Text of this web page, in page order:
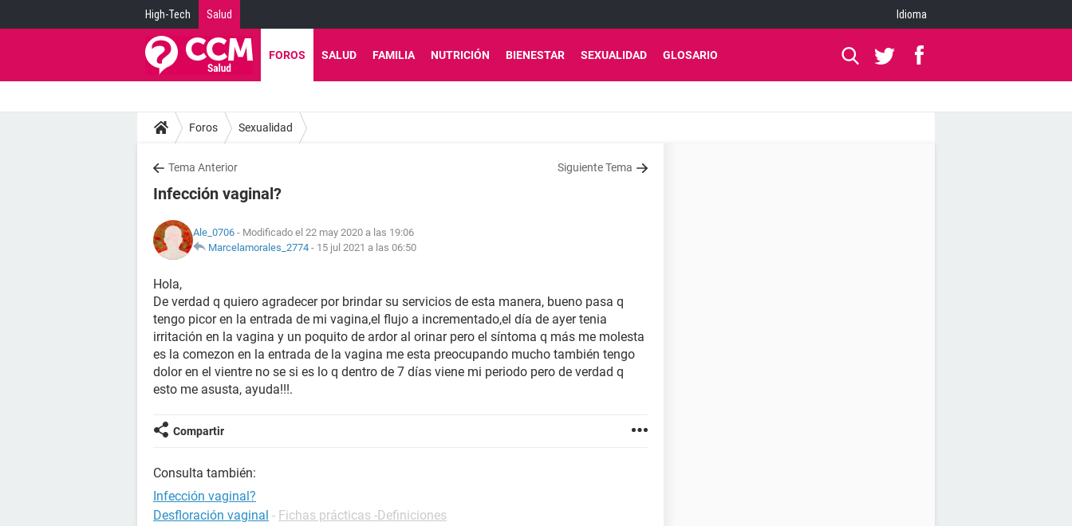
High-Tech Salud Idioma
FOROS SALUD FAMILIA NUTRICIÓN BIENESTAR SEXUALIDAD GLOSARIO
Foros Sexualidad
Tema Anterior Siguiente Tema
Infección vaginal?
Ale_0706 - Modificado el 22 may 2020 a las 19:06
Marcelamorales_2774 - 15 jul 2021 a las 06:50
Hola,
De verdad q quiero agradecer por brindar su servicios de esta manera, bueno pasa q
tengo picor en la entrada de mi vagina,el flujo a incrementado,el día de ayer tenia
irritación en la vagina y un poquito de ardor al orinar pero el síntoma q más me molesta
es la comezon en la entrada de la vagina me esta preocupando mucho también tengo
dolor en el vientre no se si es lo q dentro de 7 días viene mi periodo pero de verdad q
esto me asusta, ayuda!!!.
Compartir
Consulta también:
Infección vaginal?
Desfloración vaginal - Fichas prácticas -Definiciones